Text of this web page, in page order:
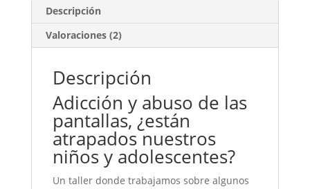
nuestros
hijos?
cantidad
Descripción
Valoraciones (2)
Descripción
Adicción y abuso de las
pantallas, ¿están
atrapados nuestros
niños y adolescentes?
Un taller donde trabajamos sobre algunos